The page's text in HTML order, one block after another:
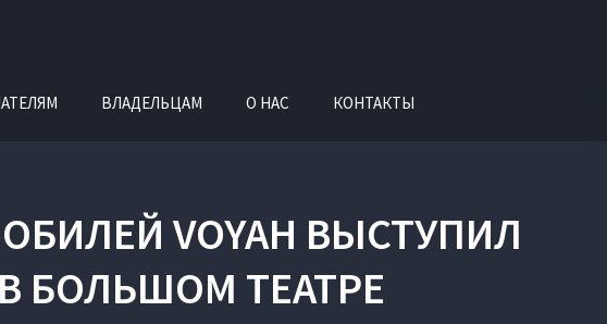
ВЛАДЕЛЬЦАМ О НАС КОНТАКТЫ
VOYAH ВЫСТУПИЛ
БОЛЬШОМ ТЕАТРЕ